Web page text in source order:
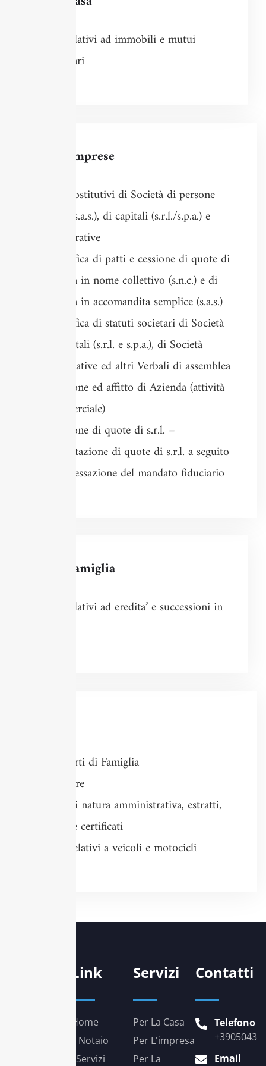
Atti relativi ad immobili e mutui
ipotecari
Per le imprese
Atti costitutivi di Società di persone
(s.n.c./s.a.s.), di capitali (s.r.l./s.p.a.) e
Cooperative
Modifica di patti e cessione di quote di
Società in nome collettivo (s.n.c.) e di
Società in accomandita semplice (s.a.s.)
Modifica di statuti societari di Società
di capitali (s.r.l. e s.p.a.), di Società
cooperative ed altri Verbali di assemblea
Cessione ed affitto di Azienda (attività
commerciale)
Cessione di quote di s.r.l. –
reintestazione di quote di s.r.l. a seguito
della cessazione del mandato fiduciario
Per la famiglia
Atti relativi ad eredita’ e successioni in
Rapporti di Famiglia
Procure
Atti di natura amministrativa, estratti,
copie e certificati
Atti relativi a veicoli e motocicli
Link
Home
Il Notaio
I Servizi
Servizi
Per La Casa
Per L'impresa
Per La
Contatti
Telefono
Email